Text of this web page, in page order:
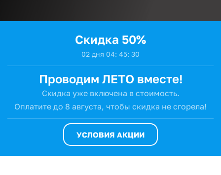
Скидка 50%
02 дня 04: 45: 30
Проводим ЛЕТО вместе!
Скидка уже включена в стоимость.
Оплатите до 8 августа, чтобы скидка не сгорела!
УСЛОВИЯ АКЦИИ